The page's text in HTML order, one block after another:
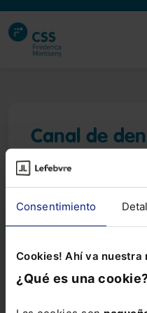
Consentimiento
Cookies! Ahí va nuestra
¿Qué es una
Canal de
El canal intern
comunicació a través
riscos, negligències,
irregulars i
Estan implicats a la
compliment normatiu o